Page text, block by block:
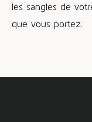
les sangles de
que vous portez.